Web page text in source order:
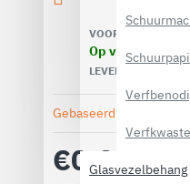
Glasvezelbehang
VOORRAAD:
Op voorraad
LEVERTIJD:
Gebaseerd op 0
€0,96